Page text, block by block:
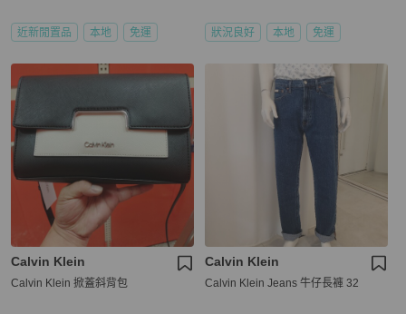
近新閒置品 本地 免運 狀況良好 本地 免運
Calvin Klein
Calvin Klein 掀蓋斜背包
Calvin Klein
Calvin Klein Jeans 牛仔長褲 32